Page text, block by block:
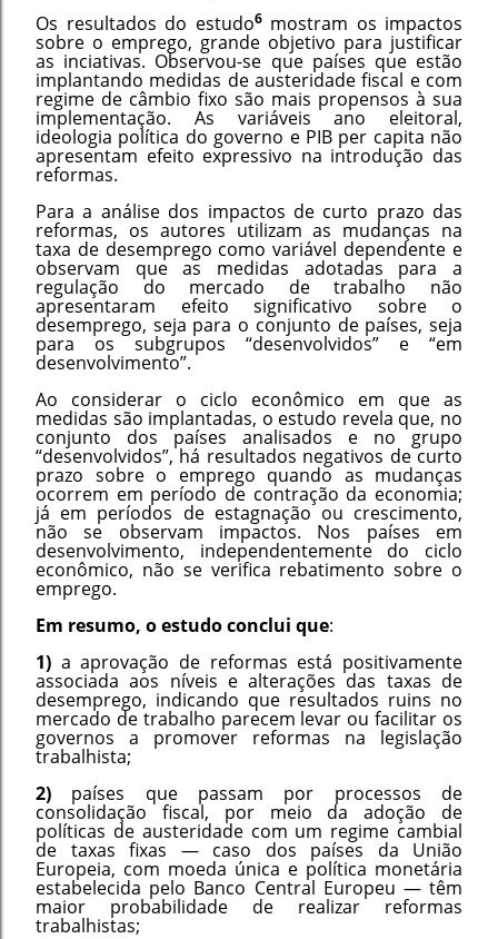
Os resultados do estudo6mostram os impactos
sobre o emprego, grande objetivo para justificar
as inciativas. Observou-se que países que estão
implantando medidas de austeridade fiscal e com
regime de câmbio fixo são mais propensos à sua
implementação. As variáveis ano eleitoral,
ideologia política do governo e PIB per capita não
apresentam efeito expressivo na introdução das
reformas.
Para a análise dos impactos de curto prazo das
reformas, os autores utilizam as mudanças na
taxa de desemprego como variável dependente e
observam que as medidas adotadas para a
regulação do mercado de trabalho não
apresentaram efeito significativo sobre o
desemprego, seja para o conjunto de países, seja
para os subgrupos “desenvolvidos” e “em
desenvolvimento”.
Ao considerar o ciclo econômico em que as
medidas são implantadas, o estudo revela que, no
conjunto dos países analisados e no grupo
“desenvolvidos”, há resultados negativos de curto
prazo sobre o emprego quando as mudanças
ocorrem em período de contração da economia;
já em períodos de estagnação ou crescimento,
não se observam impactos. Nos países em
desenvolvimento, independentemente do ciclo
econômico, não se verifica rebatimento sobre o
emprego.
Em resumo, o estudo conclui que:
1) a aprovação de reformas está positivamente
associada aos níveis e alterações das taxas de
desemprego, indicando que resultados ruins no
mercado de trabalho parecem levar ou facilitar os
governos a promover reformas na legislação
trabalhista;
2) países que passam por processos de
consolidação fiscal, por meio da adoção de
políticas de austeridade com um regime cambial
de taxas fixas — caso dos países da União
Europeia, com moeda única e política monetária
estabelecida pelo Banco Central Europeu — têm
maior probabilidade de realizar reformas
trabalhistas;